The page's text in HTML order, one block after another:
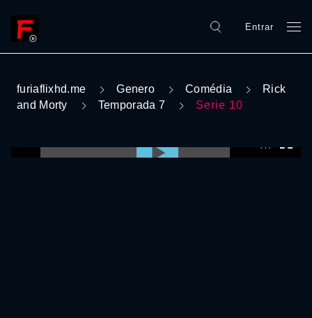
Entrar
furiaflixhd.me Genero Comédia
Rick
and Morty
Temporada 7 Serie 10